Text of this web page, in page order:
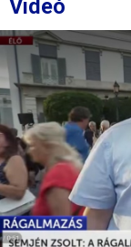
Videó